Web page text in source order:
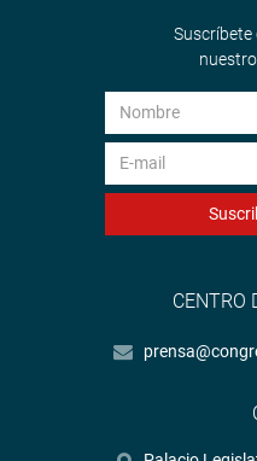
Suscríbete
CENTRO